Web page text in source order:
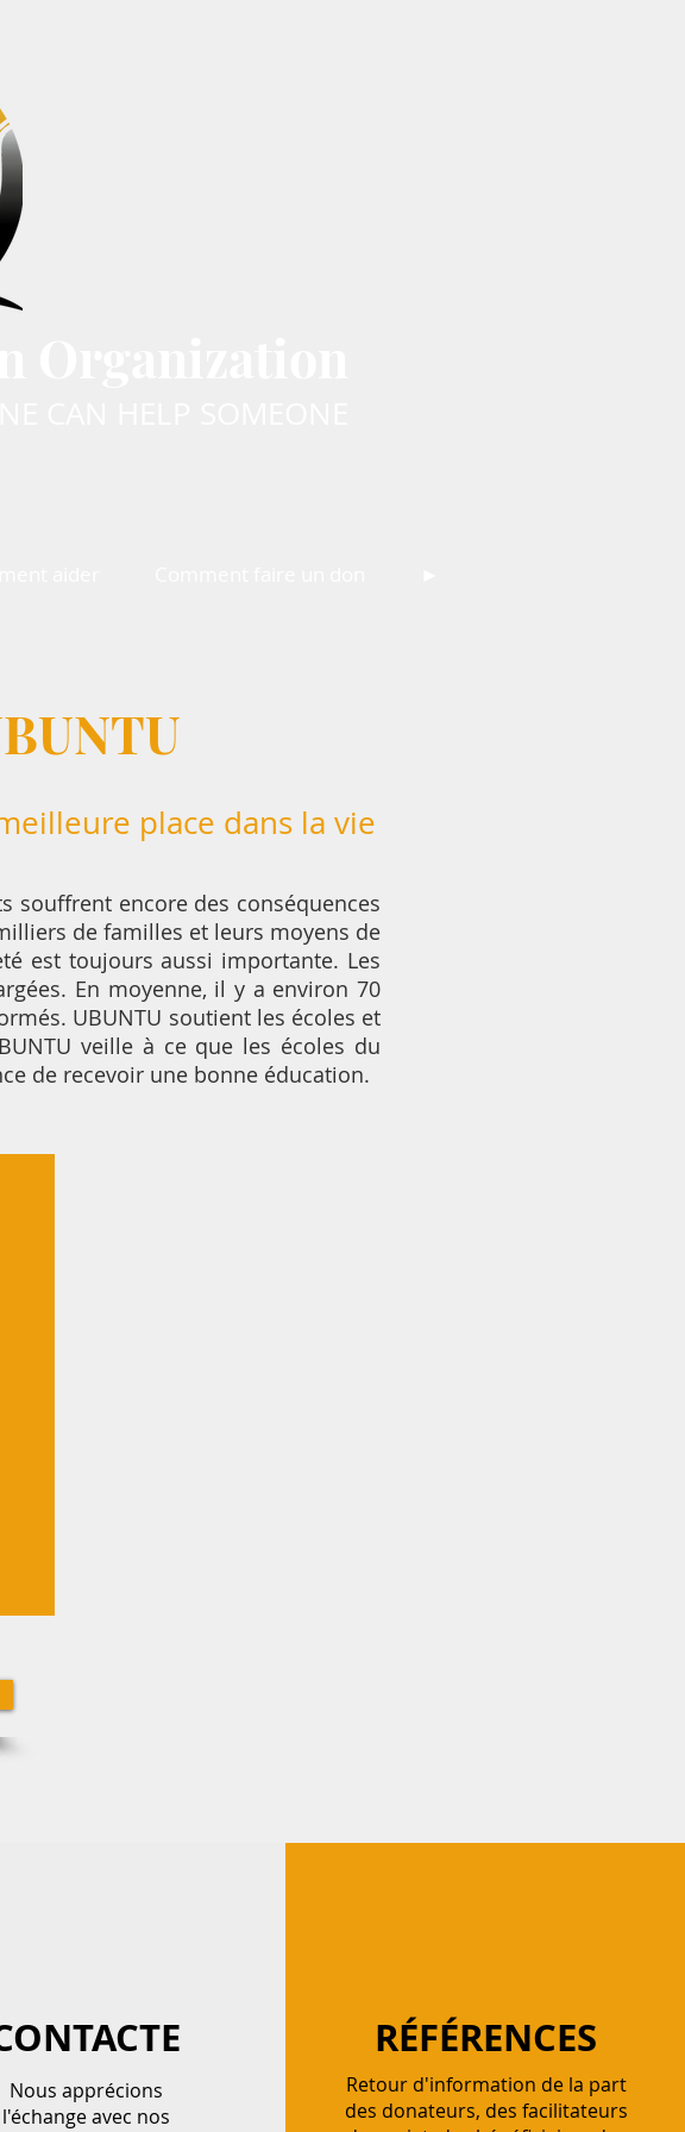
place dans la vie
souffrent encore des conséquences
de familles et leurs moyens de
est toujours aussi importante. Les
En moyenne, il y a environ 70
UBUNTU soutient les écoles et
veille à ce que les écoles du
de recevoir une bonne éducation.
Nous apprécions
l'échange avec nos
RÉFÉRENCES
Retour d'information de la part
des donateurs, des facilitateurs